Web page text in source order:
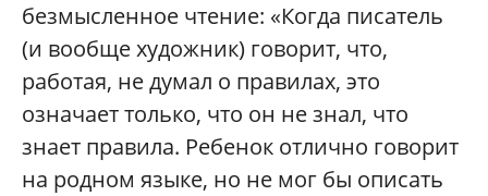
безмысленное чтение: «Когда писатель
(и вообще художник) говорит, что,
работая, не думал о правилах, это
означает только, что он не знал, что
знает правила. Ребенок отлично говорит
на родном языке, но не мог бы описать